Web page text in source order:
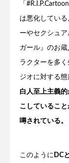
「
は悪化してい
ーやセクシュ
ガール』のお
ラクターを多
ジオに対する態
白人至上主義
こしているこ
噂されている。
このように DC